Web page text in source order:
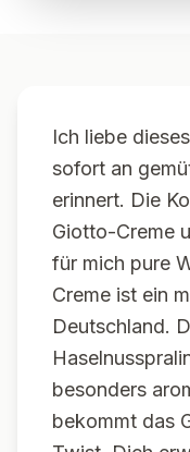
Ich liebe
sofort an
erinnert. Die
Giotto-Creme
für mich pure
Creme ist ein
Deutschland.
besonders
bekommt das